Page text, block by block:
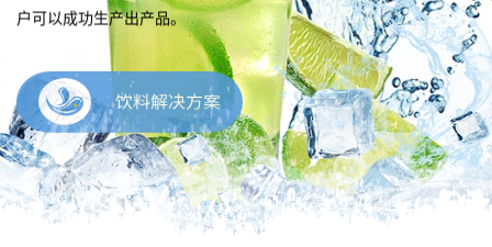
户可以成功生产出产品。
饮料解决方案